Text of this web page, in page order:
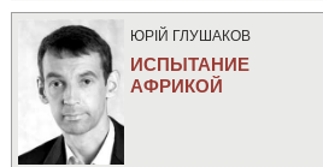
ЮРIЙ ГЛУШАКОВ
ИСПЫТАНИЕ
АФРИКОЙ